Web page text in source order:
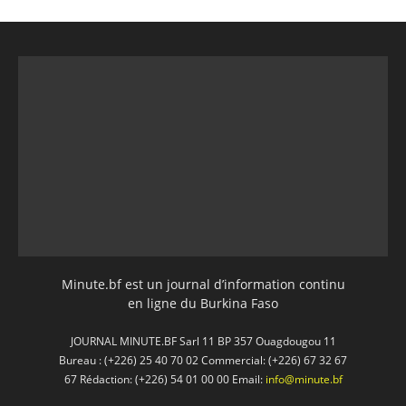
Minute.bf est un journal d’information continu
en ligne du Burkina Faso
JOURNAL MINUTE.BF Sarl 11 BP 357 Ouagdougou 11
Bureau : (+226) 25 40 70 02 Commercial: (+226) 67 32 67
67 Rédaction: (+226) 54 01 00 00 Email: info@minute.bf